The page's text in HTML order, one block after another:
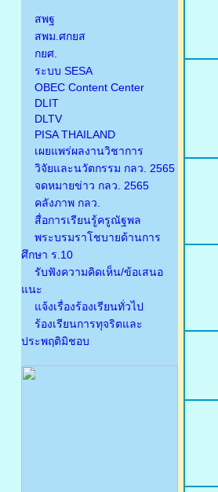
สพฐ
สพม.ศกยส
กยศ.
ระบบ SESA
OBEC Content Center
DLIT
DLTV
PISA THAILAND
เผยแพร่ผลงานวิชาการ
วิจัยและนวัตกรรม กลว. 2565
จดหมายข่าว กลว. 2565
คลังภาพ กลว.
สื่อการเรียนรู้ครูณัฐพล
พระบรมราโชบายด้านการ
ศึกษา ร.10
รับฟังความคิดเห็น/ข้อเสนอ
แนะ
แจ้งเรื่องร้องเรียนทั่วไป
ร้องเรียนการทุจริตและ
ประพฤติมิชอบ